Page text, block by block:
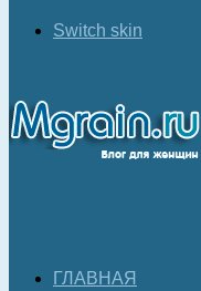
Switch skin
ГЛАВНАЯ